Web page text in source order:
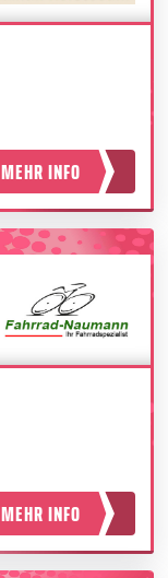
MEHR INFO
MEHR INFO